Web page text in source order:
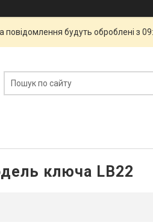
повідомлення будуть оброблені з
ключа LB22